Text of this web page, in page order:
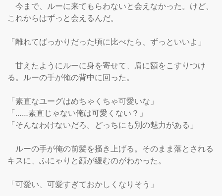
今まで、ルーに来てもらわないと会えなかった。けど、
これからはずっと会えるんだ。
「離れてばっかりだった頃に比べたら、ずっといいよ」
甘えたようにルーに身を寄せて、肩に額をこすりつけ
る。ルーの手が俺の背中に回った。
「素直なユーグはめちゃくちゃ可愛いな」
「……素直じゃない俺は可愛くない？」
「そんなわけないだろ。どっちにも別の魅力がある」
ルーの手が俺の前髪を掻き上げる。そのまま落とされる
キスに、ふにゃりと顔が緩むのがわかった。
「可愛い、可愛すぎておかしくなりそう」